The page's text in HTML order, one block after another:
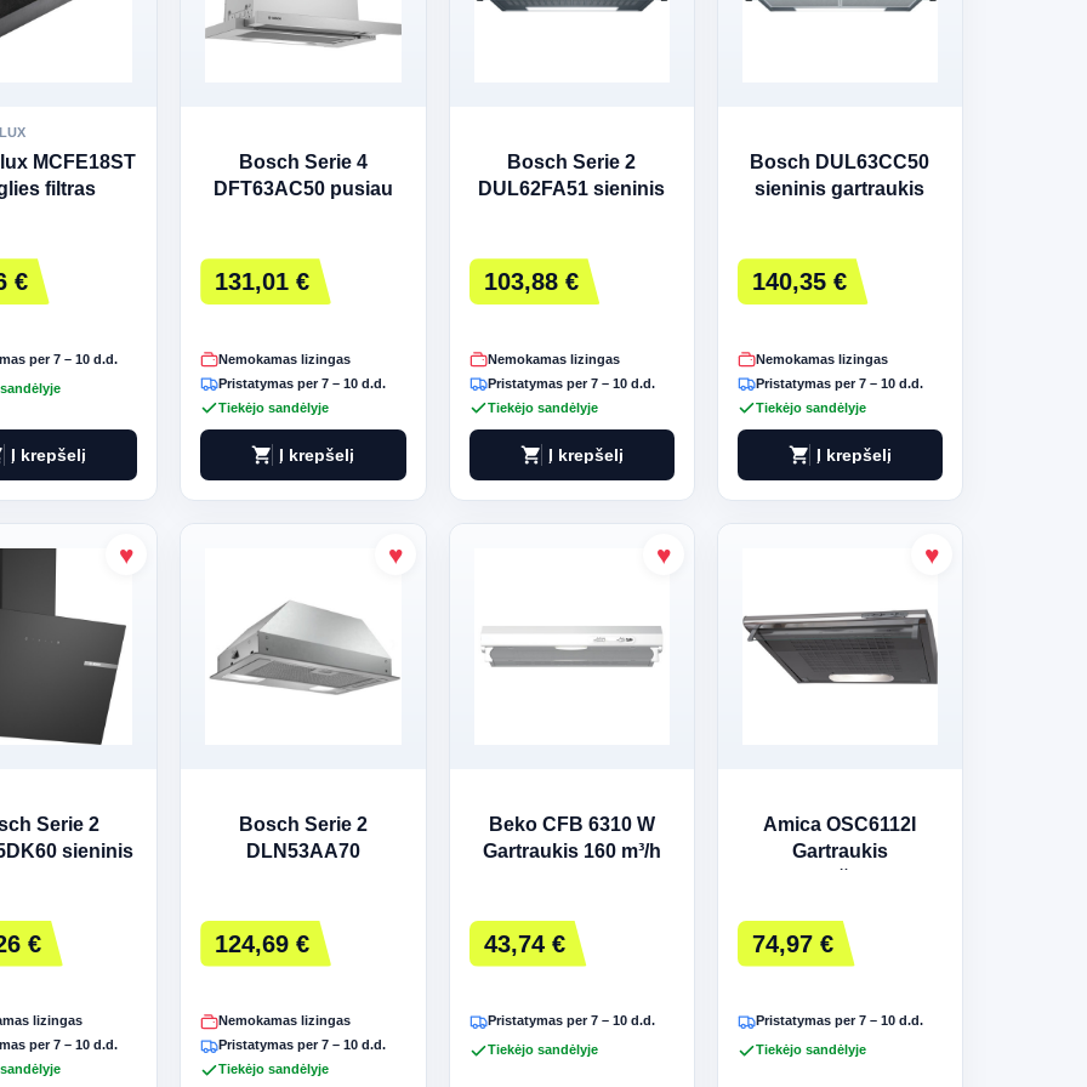
MCFE18ST
filtras
€
per 7 – 10 d.d.
Į krepšelį
Bosch Serie 4
DFT63AC50 pusiau
131,01 €
Nemokamas lizingas
Pristatymas per 7 – 10 d.d.
Tiekėjo sandėlyje
shopping_cart Į krepšelį
Bosch Serie 2
DUL62FA51 sieninis
103,88 €
Nemokamas lizingas
Pristatymas per 7 – 10 d.d.
Tiekėjo sandėlyje
shopping_cart Į krepšelį
Bosch DUL63CC50
sieninis gartraukis
140,35 €
Nemokamas lizingas
Pristatymas per 7 – 10 d.d.
Tiekėjo sandėlyje
shopping_cart Į krepšelį
Serie 2
sieninis
€
lizingas
per 7 – 10 d.d.
Bosch Serie 2
DLN53AA70
Nerūdijančio plieno
124,69 €
Nemokamas lizingas
Pristatymas per 7 – 10 d.d.
Tiekėjo sandėlyje
Beko CFB 6310 W
Gartraukis 160 m³/h
43,74 €
Pristatymas per 7 – 10 d.d.
Tiekėjo sandėlyje
Amica OSC6112I
Gartraukis
74,97 €
Pristatymas per 7 – 10 d.d.
Tiekėjo sandėlyje